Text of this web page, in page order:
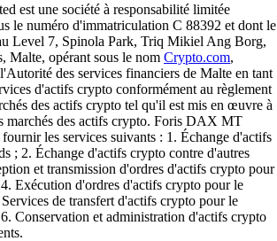
est une société à responsabilité limitée
le numéro d'immatriculation C 88392 et dont le
Level 7, Spinola Park, Triq Mikiel Ang Borg,
Malte, opérant sous le nom Crypto.com,
des services financiers de Malte en tant
d'actifs crypto conformément au règlement
des actifs crypto tel qu'il est mis en œuvre à
marchés des actifs crypto. Foris DAX MT
les services suivants : 1. Échange d'actifs
; 2. Échange d'actifs crypto contre d'autres
et transmission d'ordres d'actifs crypto pour
Exécution d'ordres d'actifs crypto pour le
de transfert d'actifs crypto pour le
Conservation et administration d'actifs crypto